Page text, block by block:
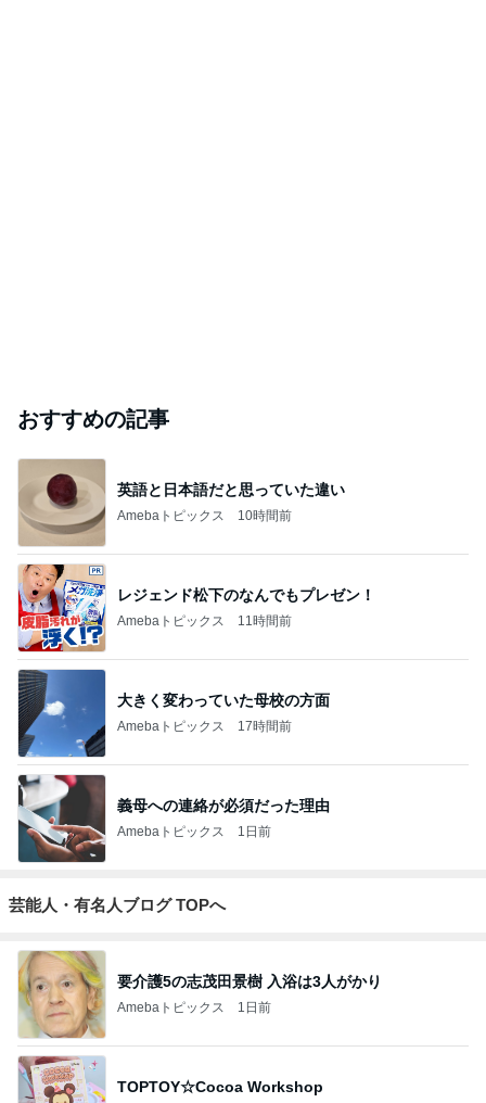
おすすめの記事
英語と日本語だと思っていた違い
Amebaトピックス 10時間前
レジェンド松下のなんでもプレゼン！
Amebaトピックス 11時間前
大きく変わっていた母校の方面
Amebaトピックス 17時間前
義母への連絡が必須だった理由
Amebaトピックス 1日前
芸能人・有名人ブログ TOPへ
要介護5の志茂田景樹 入浴は3人がかり
Amebaトピックス 1日前
TOPTOY☆Cocoa Workshop